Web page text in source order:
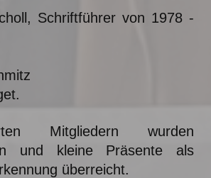
Schriftführer von 1978 -
Mitgliedern wurden
und kleine Präsente als
überreicht.